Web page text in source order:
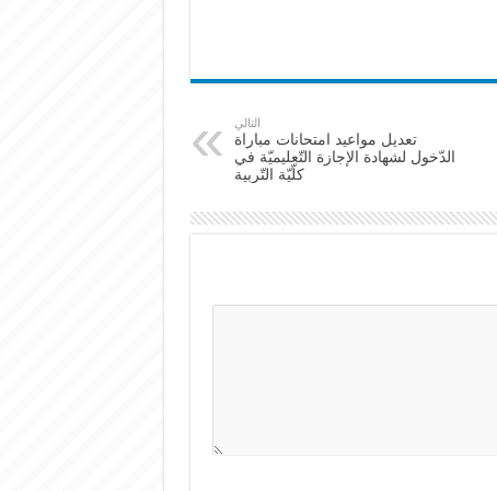
التالي
تعديل مواعيد امتحانات مباراة
الدّخول لشهادة الإجازة التّعليميّة في
كلّيّة التّربية